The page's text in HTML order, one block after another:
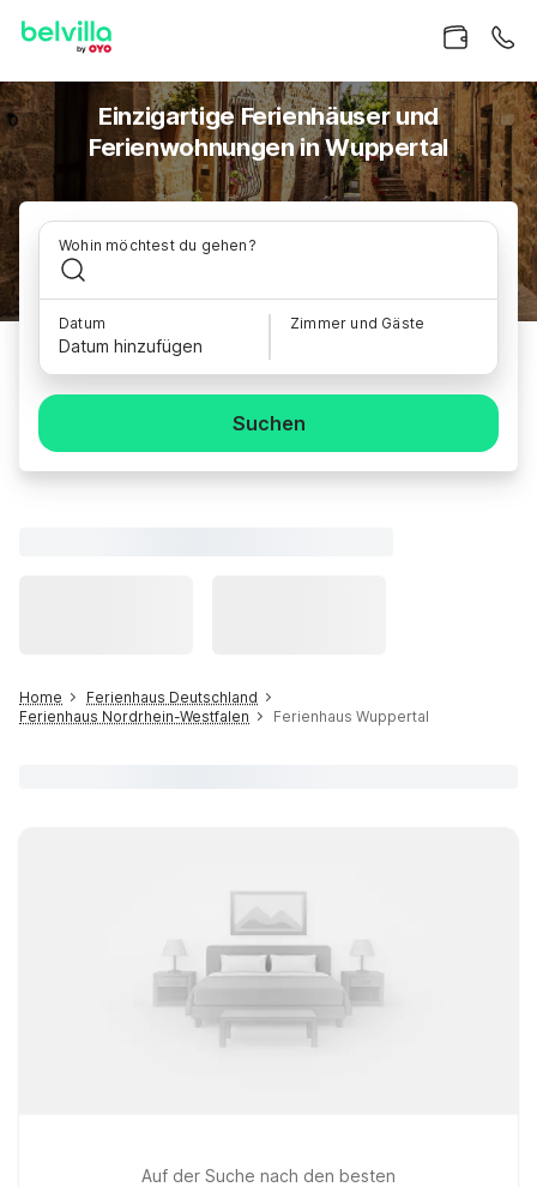
Einzigartige Ferienhäuser und
Ferienwohnungen in Wuppertal
Wohin möchtest du gehen?
Datum
Datum hinzufügen
Zimmer und Gäste
Suchen
Home
Ferienhaus Deutschland
Ferienhaus Nordrhein-Westfalen
Ferienhaus Wuppertal
Auf der Suche nach den besten